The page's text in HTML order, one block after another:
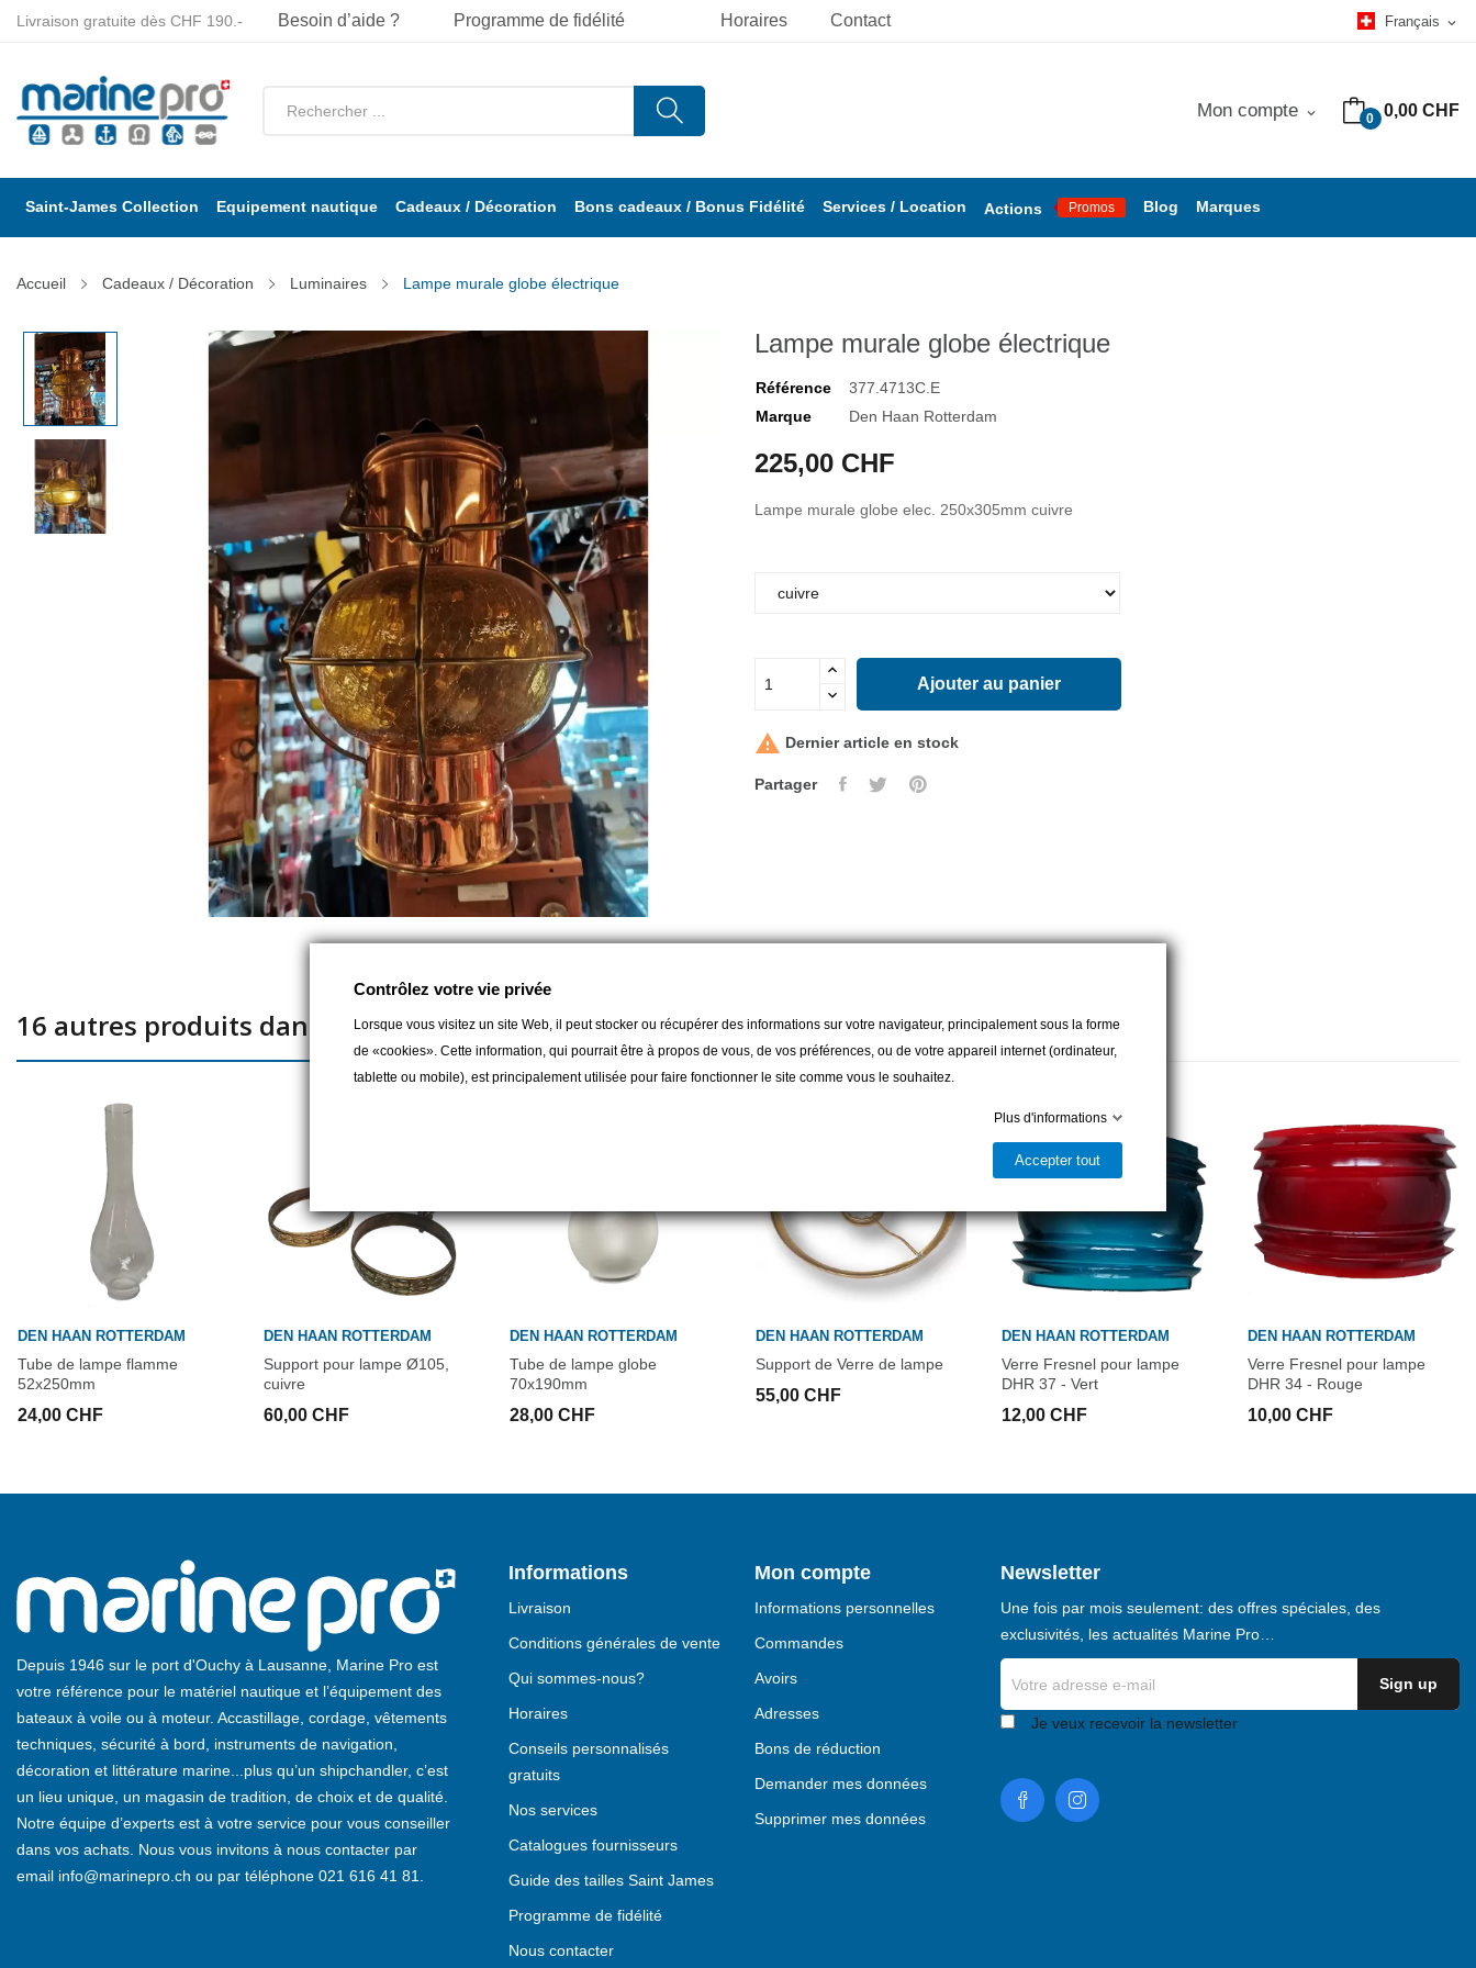
Horaires Contact Français expand_more
Livraison gratuite dès CHF 190.- Besoin d’aide ? Programme de fidélité
0 0,00 CHF
Mon compte expand_more
Saint-James Collection Equipement nautique Cadeaux / Décoration Bons cadeaux / Bonus Fidélité Services / Location Actions Promos Blog Marques
Accueil Cadeaux / Décoration Luminaires Lampe murale globe électrique
Lampe murale globe électrique
Référence
377.4713C.E
Marque
Den Haan Rotterdam
225,00 CHF
Lampe murale globe elec. 250x305mm cuivre
Ajouter au panier
 Dernier article en stock
Partager
16 autres produits dans la même catégorie :
DEN HAAN ROTTERDAM
Tube de lampe flamme
52x250mm
24,00 CHF
DEN HAAN ROTTERDAM
Support pour lampe Ø105,
cuivre
60,00 CHF
DEN HAAN ROTTERDAM
Tube de lampe globe
70x190mm
28,00 CHF
DEN HAAN ROTTERDAM
Support de Verre de lampe
55,00 CHF
DEN HAAN ROTTERDAM
Verre Fresnel pour lampe
DHR 37 - Vert
12,00 CHF
DEN HAAN ROTTERDAM
Verre Fresnel pour lampe
DHR 34 - Rouge
10,00 CHF
Depuis 1946 sur le port d'Ouchy à Lausanne, Marine Pro est
votre référence pour le matériel nautique et l’équipement des
bateaux à voile ou à moteur. Accastillage, cordage, vêtements
techniques, sécurité à bord, instruments de navigation,
décoration et littérature marine...plus qu’un shipchandler, c’est
un lieu unique, un magasin de tradition, de choix et de qualité.
Notre équipe d’experts est à votre service pour vous conseiller
dans vos achats. Nous vous invitons à nous contacter par
email info@marinepro.ch ou par téléphone 021 616 41 81.
Informations
Livraison
Conditions générales de vente
Qui sommes-nous?
Horaires
Conseils personnalisés
gratuits
Nos services
Catalogues fournisseurs
Guide des tailles Saint James
Programme de fidélité
Nous contacter
Mon compte
Informations personnelles
Commandes
Avoirs
Adresses
Bons de réduction
Demander mes données
Supprimer mes données
Newsletter
Une fois par mois seulement: des offres spéciales, des
exclusivités, les actualités Marine Pro…
Je veux recevoir la newsletter
Contrôlez votre vie privée
Lorsque vous visitez un site Web, il peut stocker ou récupérer des informations sur votre navigateur, principalement sous la forme
de «cookies». Cette information, qui pourrait être à propos de vous, de vos préférences, ou de votre appareil internet (ordinateur,
tablette ou mobile), est principalement utilisée pour faire fonctionner le site comme vous le souhaitez.
Plus d'informations
Accepter tout